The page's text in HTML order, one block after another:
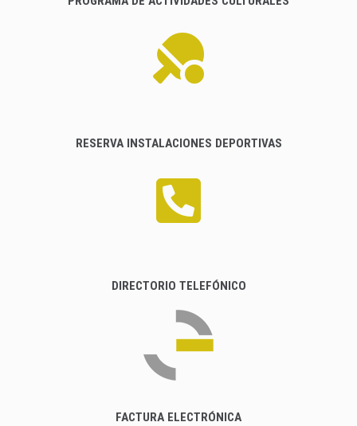
RESERVA INSTALACIONES DEPORTIVAS
DIRECTORIO TELEFÓNICO
FACTURA ELECTRÓNICA